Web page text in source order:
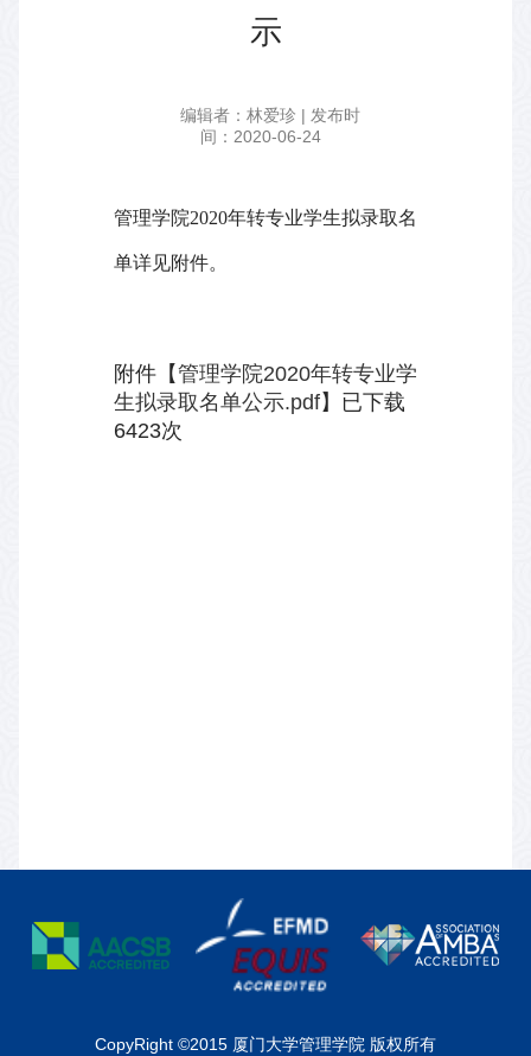
示
编辑者：林爱珍 | 发布时
间：2020-06-24
管理学院2020年转专业学生拟录取名
单详见附件。
附件【管理学院2020年转专业学
生拟录取名单公示.pdf】已下载
6423次
CopyRight ©2015 厦门大学管理学院 版权所有